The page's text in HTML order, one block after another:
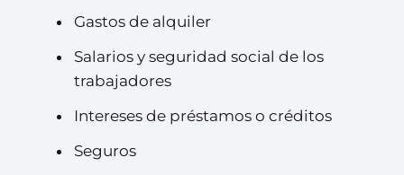
Gastos de alquiler
Salarios y seguridad social de los
trabajadores
Intereses de préstamos o créditos
Seguros